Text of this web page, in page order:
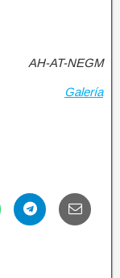
AH-AT-NEGM
Galería